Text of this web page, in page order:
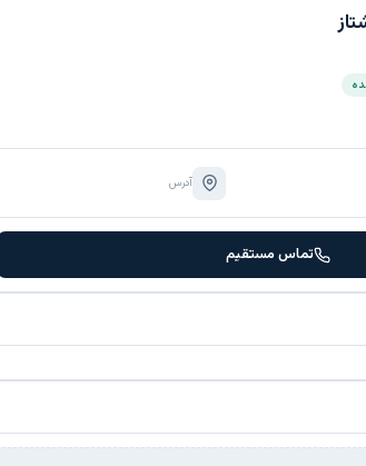
آدرس
تماس مستقیم